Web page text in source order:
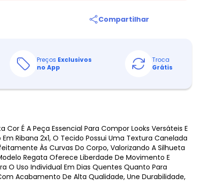
Ribana Marrom
Compartilhar
Preços Exclusivos
no App
Troca
Grátis
É A Peça Essencial Para Compor Looks Versáteis E
Ribana 2x1, O Tecido Possui Uma Textura Canelada
Às Curvas Do Corpo, Valorizando A Silhueta
Regata Oferece Liberdade De Movimento E
O Uso Individual Em Dias Quentes Quanto Para
Acabamento De Alta Qualidade, Une Durabilidade,